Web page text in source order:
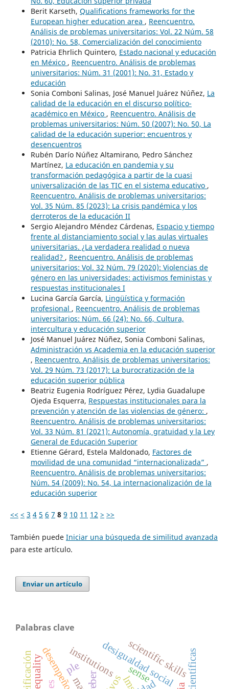
Berit Karseth, Qualifications frameworks for the
European higher education area , Reencuentro.
Análisis de problemas universitarios: Vol. 22 Núm. 58
(2010): No. 58, Comercialización del conocimiento
Patricia Ehrlich Quintero, Estado nacional y educación
en México , Reencuentro. Análisis de problemas
universitarios: Núm. 31 (2001): No. 31, Estado y
educación
Sonia Comboni Salinas, José Manuel Juárez Núñez, La
calidad de la educación en el discurso político-
académico en México , Reencuentro. Análisis de
problemas universitarios: Núm. 50 (2007): No. 50, La
calidad de la educación superior: encuentros y
desencuentros
Rubén Darío Núñez Altamirano, Pedro Sánchez
Martínez, La educación en pandemia y su
transformación pedagógica a partir de la cuasi
universalización de las TIC en el sistema educativo ,
Reencuentro. Análisis de problemas universitarios:
Vol. 35 Núm. 85 (2023): La crisis pandémica y los
derroteros de la educación II
Sergio Alejandro Méndez Cárdenas, Espacio y tiempo
frente al distanciamiento social y las aulas virtuales
universitarias. ¿La verdadera realidad o nueva
realidad? , Reencuentro. Análisis de problemas
universitarios: Vol. 32 Núm. 79 (2020): Violencias de
género en las universidades: activismos feministas y
respuestas institucionales I
Lucina García García, Lingüística y formación
profesional , Reencuentro. Análisis de problemas
universitarios: Núm. 66 (24): No. 66, Cultura,
intercultura y educación superior
José Manuel Juárez Núñez, Sonia Comboni Salinas,
Administración vs Academia en la educación superior
, Reencuentro. Análisis de problemas universitarios:
Vol. 29 Núm. 73 (2017): La burocratización de la
educación superior pública
Beatriz Eugenia Rodríguez Pérez, Lydia Guadalupe
Ojeda Esquerra, Respuestas institucionales para la
prevención y atención de las violencias de género: ,
Reencuentro. Análisis de problemas universitarios:
Vol. 33 Núm. 81 (2021): Autonomía, gratuidad y la Ley
General de Educación Superior
Etienne Gérard, Estela Maldonado, Factores de
movilidad de una comunidad “internacionalizada” ,
Reencuentro. Análisis de problemas universitarios:
Núm. 54 (2009): No. 54, La internacionalización de la
educación superior
<< < 3 4 5 6 7 8 9 10 11 12 > >>
También puede Iniciar una búsqueda de similitud avanzada
para este artículo.
Enviar un artículo
Palabras clave
desigualdad social
weber
institutions scientific skills
ple
lms
sense